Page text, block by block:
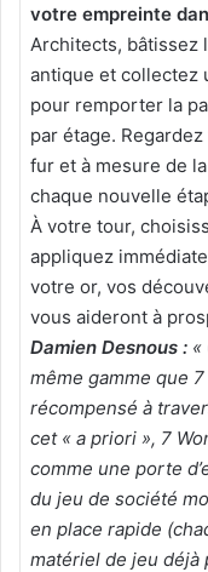
votre empreinte
Architects, bâtissez
antique et collectez
pour remporter la
par étage.
fur et à mesure de
chaque nouvelle
À votre tour,
appliquez
votre or, vos
vous aideront à
Damien Desnous : «
même gamme que
récompensé à
cet « a priori », 7
comme une porte
du jeu de société
en place rapide
matériel de jeu déjà